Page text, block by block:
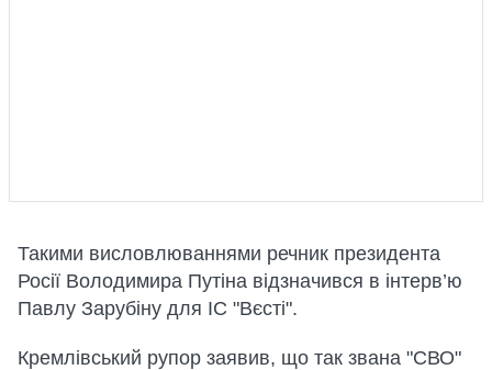
Такими висловлюваннями речник президента
Росії Володимира Путіна відзначився в інтерв’ю
Павлу Зарубіну для ІС "Вєсті".
Кремлівський рупор заявив, що так звана "СВО"